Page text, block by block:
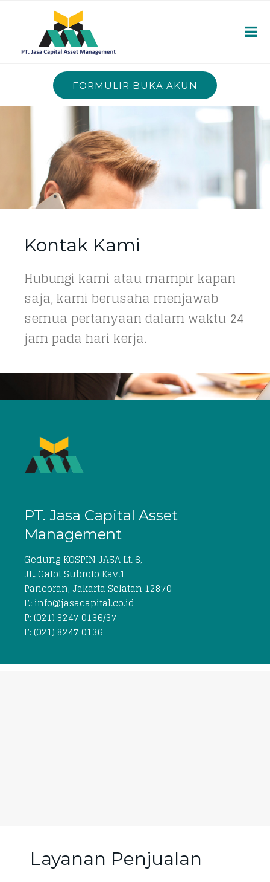
FORMULIR BUKA AKUN
Kontak Kami
Hubungi kami atau mampir kapan
saja, kami berusaha menjawab
semua pertanyaan dalam waktu 24
jam pada hari kerja.
PT. Jasa Capital Asset
Management
Gedung KOSPIN JASA Lt. 6,
JL. Gatot Subroto Kav.1
Pancoran, Jakarta Selatan 12870
E:info@jasacapital.co.id
P: (021) 8247 0136/37
F: (021) 8247 0136
Layanan Penjualan